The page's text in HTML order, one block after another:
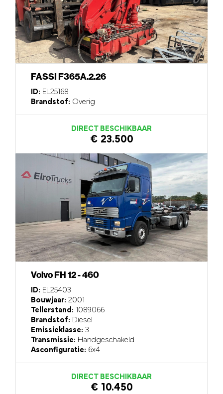
FASSI F365A.2.26
ID: EL25168
Brandstof: Overig
DIRECT BESCHIKBAAR
€ 23.500
Volvo FH 12 - 460
ID: EL25403
Bouwjaar: 2001
Tellerstand: 1089066
Brandstof: Diesel
Emissieklasse: 3
Transmissie: Handgeschakeld
Asconfiguratie: 6x4
DIRECT BESCHIKBAAR
€ 10.450